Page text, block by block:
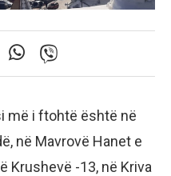
më i ftohtë është në
në Mavrovë Hanet e
Krushevë -13, në Kriva